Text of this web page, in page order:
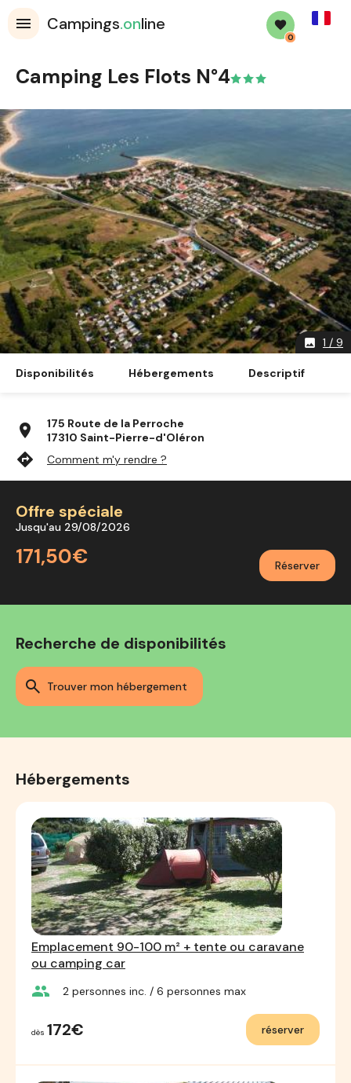
Campings.online
0
Camping Les Flots N°4
image 1 / 9
Disponibilités Hébergements Descriptif
location_on
175 Route de la Perroche
17310 Saint-Pierre-d'Oléron
directions Comment m'y rendre ?
Offre spéciale
Jusqu'au 29/08/2026
171,50€ Réserver
Recherche de disponibilités
trouver mon hébergement
Hébergements
Emplacement 90-100 m² + tente ou caravane
ou camping car
group 2 personnes inc. / 6 personnes max
dès 172€ réserver